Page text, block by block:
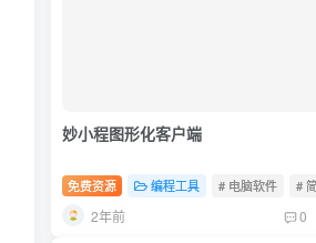
妙小程图形化客户端
免费资源 编程工具 # 电脑软件 #
2年前 0